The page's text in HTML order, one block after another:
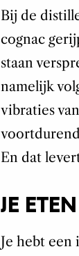
Bij de
cognac
staan
namelijk
vibraties
En dat
JE
Je hebt een